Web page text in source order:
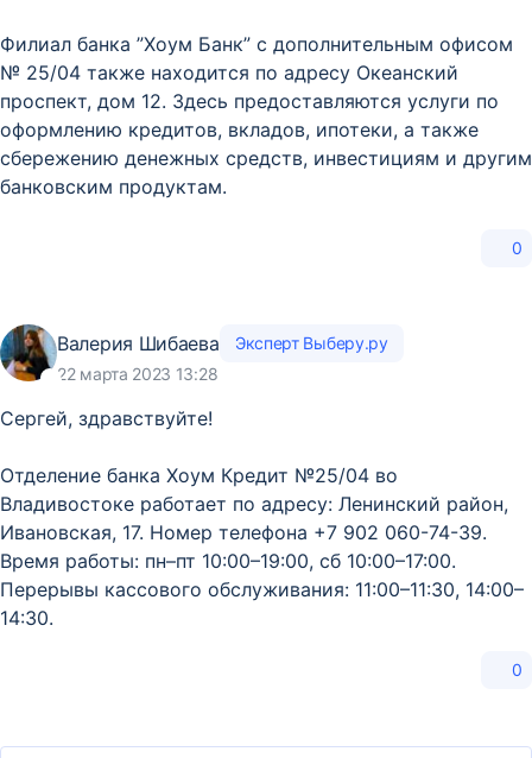
Филиал банка ”Хоум Банк” с дополнительным офисом
№ 25/04 также находится по адресу Океанский
проспект, дом 12. Здесь предоставляются услуги по
оформлению кредитов, вкладов, ипотеки, а также
сбережению денежных средств, инвестициям и другим
банковским продуктам.
0
Валерия Шибаева
Эксперт Выберу.ру
22 марта 2023 13:28
Сергей, здравствуйте!
Отделение банка Хоум Кредит №25/04 во
Владивостоке работает по адресу: Ленинский район, ​
Ивановская, 17. Номер телефона +7 902 060-74-39.
Время работы: пн–пт 10:00–19:00, сб 10:00–17:00.
Перерывы кассового обслуживания: 11:00–11:30, 14:00–
14:30.
0